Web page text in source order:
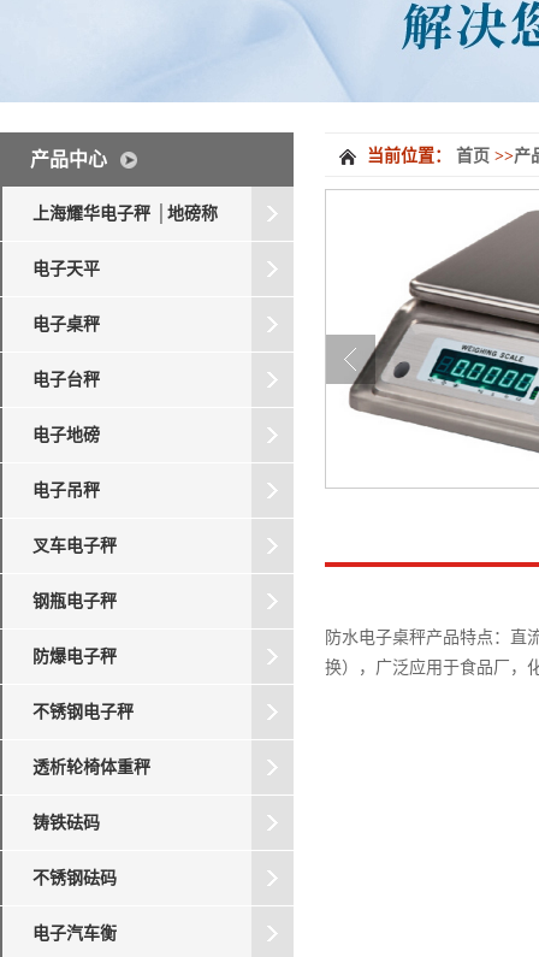
产品中心
上海耀华电子秤 │地磅称
电子天平
电子桌秤
电子台秤
电子地磅
电子吊秤
叉车电子秤
钢瓶电子秤
防爆电子秤
不锈钢电子秤
透析轮椅体重秤
铸铁砝码
不锈钢砝码
电子汽车衡
当前位置： 首页 >>产
防水电子桌秤产品特点：直
换），广泛应用于食品厂，